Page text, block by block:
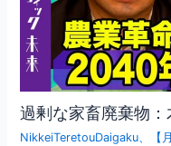
過剰な家畜廃棄物
NikkeiTeretouDaigaku、 【